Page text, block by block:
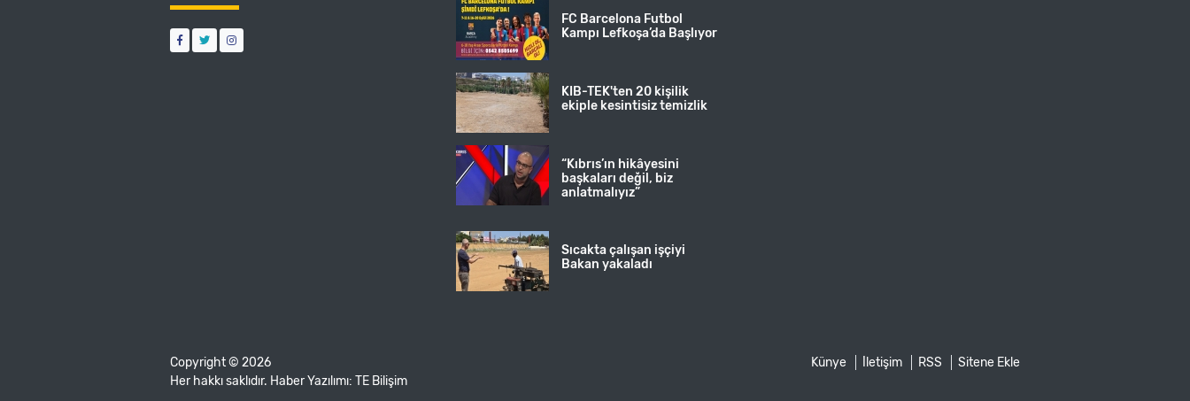
FC Barcelona Futbol
Kampı Lefkoşa’da Başlıyor
KIB-TEK'ten 20 kişilik
ekiple kesintisiz temizlik
“Kıbrıs’ın hikâyesini
başkaları değil, biz
anlatmalıyız”
Sıcakta çalışan işçiyi
Bakan yakaladı
Copyright © 2026
Her hakkı saklıdır. Haber Yazılımı: TE Bilişim
Künye İletişim RSS Sitene Ekle